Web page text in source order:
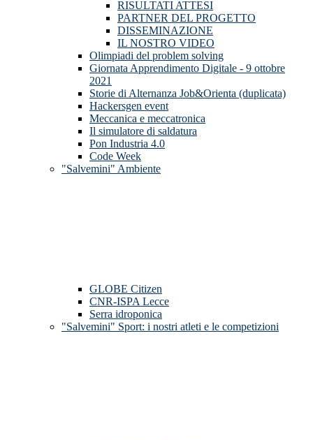
RISULTATI ATTESI
PARTNER DEL PROGETTO
DISSEMINAZIONE
IL NOSTRO VIDEO
Olimpiadi del problem solving
Giornata Apprendimento Digitale - 9 ottobre
2021
Storie di Alternanza Job&Orienta (duplicata)
Hackersgen event
Meccanica e meccatronica
Il simulatore di saldatura
Pon Industria 4.0
Code Week
"Salvemini" Ambiente
GLOBE Citizen
CNR-ISPA Lecce
Serra idroponica
"Salvemini" Sport: i nostri atleti e le competizioni